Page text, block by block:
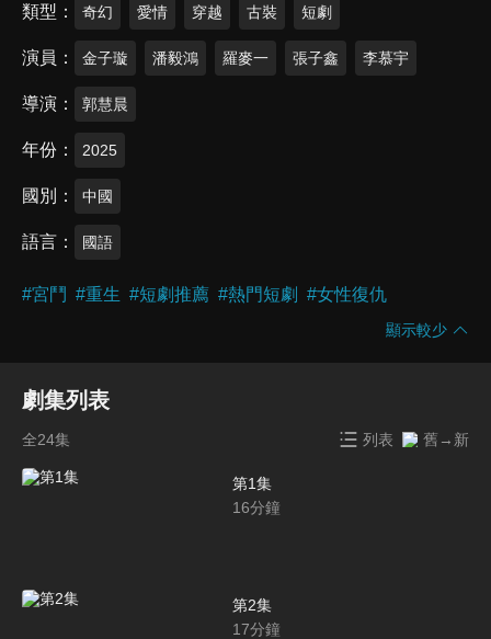
類型 奇幻 愛情 穿越 古裝 短劇
演員 金子璇 潘毅鴻 羅麥一 張子鑫 李慕宇
導演 郭慧晨
年份 2025
國別 中國
語言 國語
#宮鬥 #重生 #短劇推薦 #熱門短劇 #女性復仇
顯示較少
劇集列表
全24集 列表 舊→新
第1集
16分鐘
第2集
17分鐘